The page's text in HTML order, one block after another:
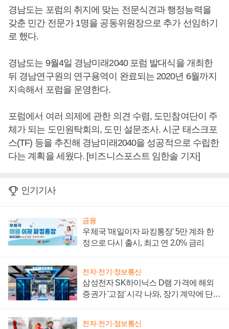
경남도는 포럼의 취지에 맞는 전문식견과 행정능력을
갖춘 민간 전문가 1명을 공동위원장으로 추가 선임하기
로 했다.
경남도는 9월4일 경남미래2040 포럼 발대식을 개최한
뒤 경남연구원의 연구용역이 완료되는 2020년 6월까지
지속해서 포럼을 운영한다.
포럼에서 여러 의제에 관한 의견 수렴, 도민참여단이 주
체가 되는 도민원탁회의, 도민 설문조사. 시군 태스크포
스(TF) 등을 추진해 경남미래2040을 성공적으로 수립한
다는 계획을 세웠다. [비즈니스포스트 임한솔 기자]
인기기사
금융
우체국 '매일이자 파킹통장' 5만 계좌 한
정으로 다시 출시, 최고 연 2.0% 금리
전자·전기·정보통신
삼성전자 SK하이닉스 D램 가격에 해외
증권가 '고점' 시각 나와, 장기 계약에 단점
전자·전기·정보통신